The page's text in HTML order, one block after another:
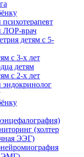
психотерапевт
ЛОР-врач
детям с 5-
с 3-х лет
детям
с 2-х лет
эндокринолог
(холтер
ЭЭГ)